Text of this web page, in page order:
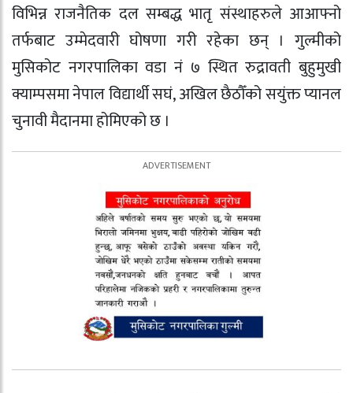
विभिन्न राजनैतिक दल सम्बद्ध भातृ संस्थाहरुले आआफ्नो
तर्फबाट उम्मेदवारी घोषणा गरी रहेका छन् । गुल्मीको
मुसिकोट नगरपालिका वडा नं ७ स्थित रुद्रावती बुहुमुखी
क्याम्पसमा नेपाल विद्यार्थी सघं, अखिल छैठौँको सयुंक्त प्यानल
चुनावी मैदानमा होमिएको छ ।